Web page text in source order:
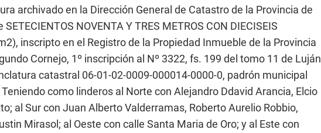
archivado en la Dirección General de Catastro de la Provincia de
NOVENTA Y TRES METROS CON DIECISEIS
inscripto en el Registro de la Propiedad Inmueble de la Provincia
Cornejo, 1º inscripción al Nº 3322, fs. 199 del tomo 11 de Luján
catastral 06-01-02-0009-000014-0000-0, padrón municipal
como linderos al Norte con Alejandro Ddavid Arancia, Elcio
al Sur con Juan Alberto Valderramas, Roberto Aurelio Robbio,
Mirasol; al Oeste con calle Santa Maria de Oro; y al Este con